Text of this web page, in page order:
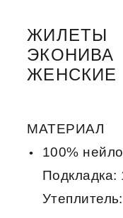
ЖИЛЕТЫ
ЭКОНИВА
ЖЕНСКИЕ
МАТЕРИАЛ
100%
Подкладка: